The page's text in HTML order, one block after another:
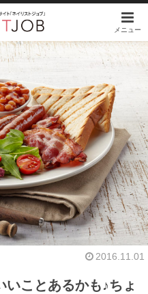
メニュー
2016.11.01
ことあるかも♪ちょ